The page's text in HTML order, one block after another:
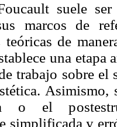
suele
marcos de
teóricas de
una etapa
trabajo sobre
Asimismo,
o el
simplificada y